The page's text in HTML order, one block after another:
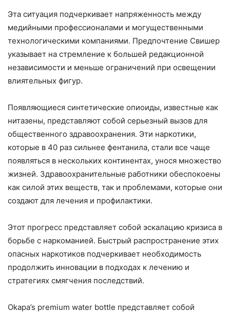
Эта ситуация подчеркивает напряженность между
медийными профессионалами и могущественными
технологическими компаниями. Предпочтение Свишер
указывает на стремление к большей редакционной
независимости и меньше ограничений при освещении
влиятельных фигур.
Появляющиеся синтетические опиоиды, известные как
нитазены, представляют собой серьезный вызов для
общественного здравоохранения. Эти наркотики,
которые в 40 раз сильнее фентанила, стали все чаще
появляться в нескольких континентах, унося множество
жизней. Здравоохранительные работники обеспокоены
как силой этих веществ, так и проблемами, которые они
создают для лечения и профилактики.
Этот прогресс представляет собой эскалацию кризиса в
борьбе с наркоманией. Быстрый распространение этих
опасных наркотиков подчеркивает необходимость
продолжить инновации в подходах к лечению и
стратегиях смягчения последствий.
Okapa’s premium water bottle представляет собой